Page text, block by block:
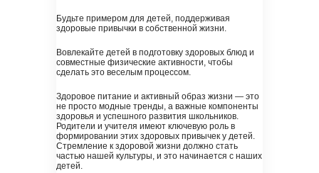
Будьте примером для детей, поддерживая
здоровые привычки в собственной жизни.
Вовлекайте детей в подготовку здоровых блюд и
совместные физические активности, чтобы
сделать это веселым процессом.
Здоровое питание и активный образ жизни — это
не просто модные тренды, а важные компоненты
здоровья и успешного развития школьников.
Родители и учителя имеют ключевую роль в
формировании этих здоровых привычек у детей.
Стремление к здоровой жизни должно стать
частью нашей культуры, и это начинается с наших
детей.